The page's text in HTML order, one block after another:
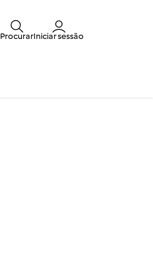
ProcurarIniciar sessão